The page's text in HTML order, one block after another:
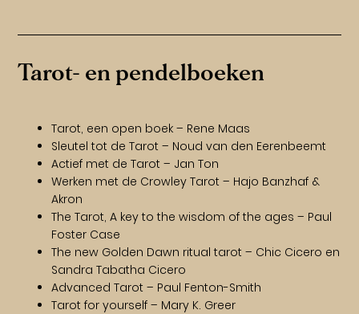
Tarot- en pendelboeken
Tarot, een open boek – Rene Maas
Sleutel tot de Tarot – Noud van den Eerenbeemt
Actief met de Tarot – Jan Ton
Werken met de Crowley Tarot – Hajo Banzhaf &
Akron
The Tarot, A key to the wisdom of the ages – Paul
Foster Case
The new Golden Dawn ritual tarot – Chic Cicero en
Sandra Tabatha Cicero
Advanced Tarot – Paul Fenton-Smith
Tarot for yourself – Mary K. Greer